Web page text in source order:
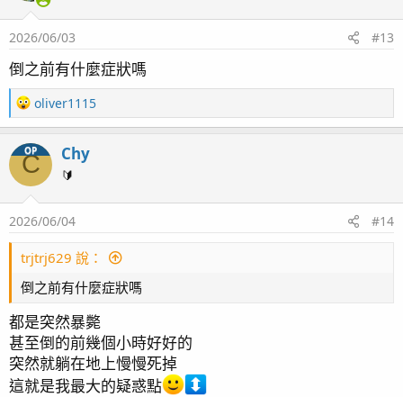
2026/06/03 #13
倒之前有什麼症狀嗎
R
e
c
t
i
o
n
：
oliver1115
OP
C Chy
🔰
2026/06/04 #14
trjtrj629 說：
倒之前有什麼症狀嗎
都是突然暴斃
甚至倒的前幾個小時好好的
突然就躺在地上慢慢死掉
這就是我最大的疑惑點